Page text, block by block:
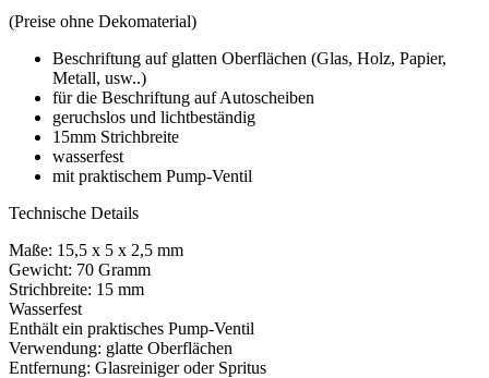
(Preise ohne Dekomaterial)
Beschriftung auf glatten Oberflächen (Glas, Holz, Papier,
Metall, usw..)
für die Beschriftung auf Autoscheiben
geruchslos und lichtbeständig
15mm Strichbreite
wasserfest
mit praktischem Pump-Ventil
Technische Details
Maße: 15,5 x 5 x 2,5 mm
Gewicht: 70 Gramm
Strichbreite: 15 mm
Wasserfest
Enthält ein praktisches Pump-Ventil
Verwendung: glatte Oberflächen
Entfernung: Glasreiniger oder Spritus